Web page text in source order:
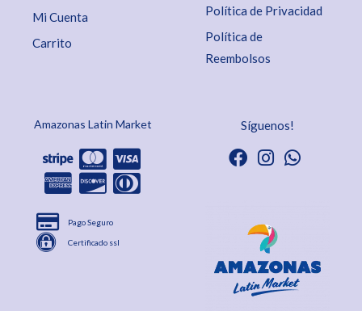
Mi Cuenta
Carrito
Política de Privacidad
Política de
Reembolsos
Amazonas Latin Market
Pago Seguro
Certificado ssl
Síguenos!